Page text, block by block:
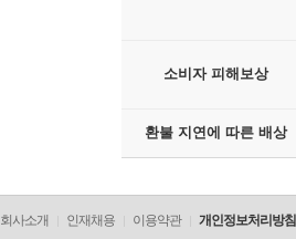
소비자 피해보상
환불 지연에 따른 배상
회사소개 인재채용 이용약관 개인정보처리방침